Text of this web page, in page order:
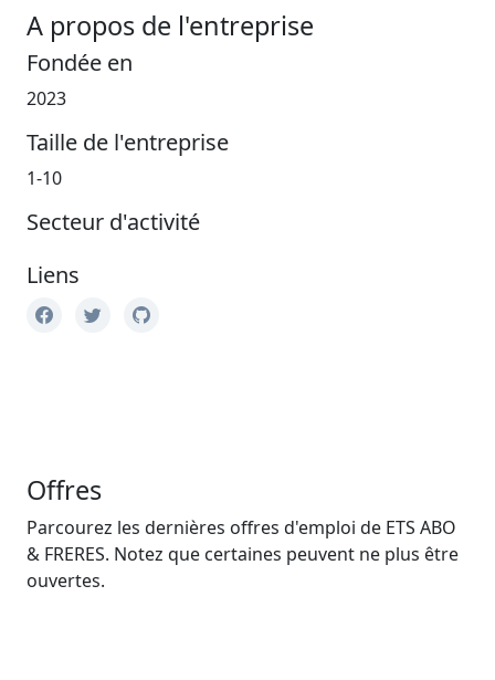
A propos de l'entreprise
Fondée en
2023
Taille de l'entreprise
1-10
Secteur d'activité
Liens
Offres
Parcourez les dernières offres d'emploi de ETS ABO
& FRERES. Notez que certaines peuvent ne plus être
ouvertes.